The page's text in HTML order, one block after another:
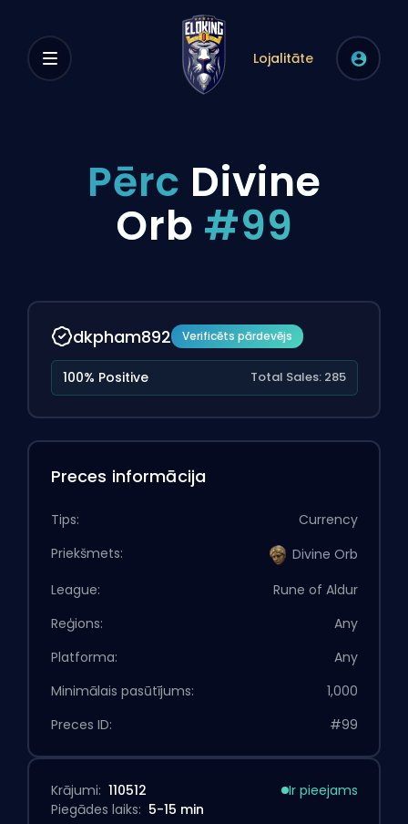
Lojalitāte
Pērc Divine
Orb #99
dkpham892 Verificēts pārdevējs
100% Positive Total Sales: 285
Preces informācija
Tips:
Currency
Priekšmets:
Divine Orb
League:
Rune of Aldur
Reģions:
Any
Platforma:
Any
Minimālais pasūtījums:
1,000
Preces ID:
#99
Krājumi: 110512
Ir pieejams
Piegādes laiks: 5-15 min